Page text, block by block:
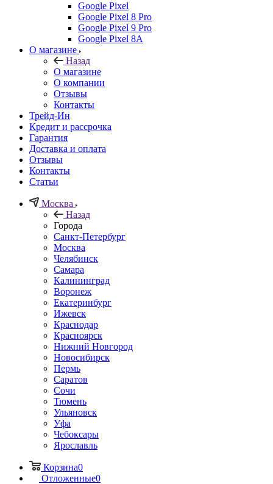
Google Pixel
Google Pixel 8 Pro
Google Pixel 9 Pro
Google Pixel 8A
О магазине
Назад
О магазине
О компании
Отзывы
Контакты
Трейд-Ин
Кредит и рассрочка
Гарантия
Доставка и оплата
Отзывы
Контакты
Статьи
Москва
Назад
Города
Санкт-Петербург
Москва
Челябинск
Самара
Калининград
Воронеж
Екатеринбург
Ижевск
Краснодар
Красноярск
Нижний Новгород
Новосибирск
Пермь
Саратов
Сочи
Тюмень
Ульяновск
Уфа
Чебоксары
Ярославль
Корзина0
Отложенные0